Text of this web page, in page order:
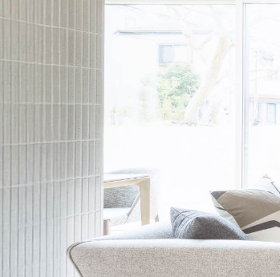
スマートハイムシティ
(先進技術を活かしたまち)
宿泊体感型モデルハウス